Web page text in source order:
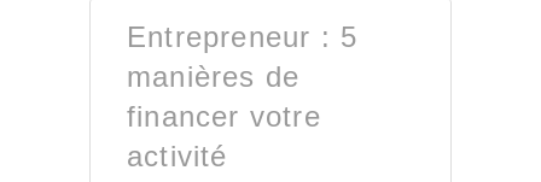
Entrepreneur : 5
manières de
financer votre
activité